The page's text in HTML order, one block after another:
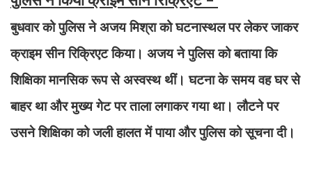
बुधवार को पुलिस ने अजय मिश्रा को घटनास्थल पर लेकर जाकर
क्राइम सीन रिक्रिएट किया। अजय ने पुलिस को बताया कि
शिक्षिका मानसिक रूप से अस्वस्थ थीं। घटना के समय वह घर से
बाहर था और मुख्य गेट पर ताला लगाकर गया था। लौटने पर
उसने शिक्षिका को जली हालत में पाया और पुलिस को सूचना दी।